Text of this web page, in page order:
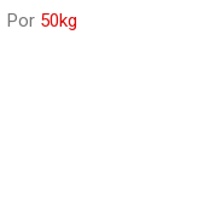
Por 50kg